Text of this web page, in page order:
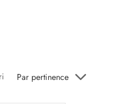
Par pertinence